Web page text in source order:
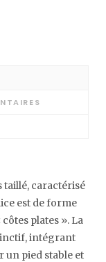
taillé, caractérisé
est de forme
plates ». La
intégrant
un pied stable et